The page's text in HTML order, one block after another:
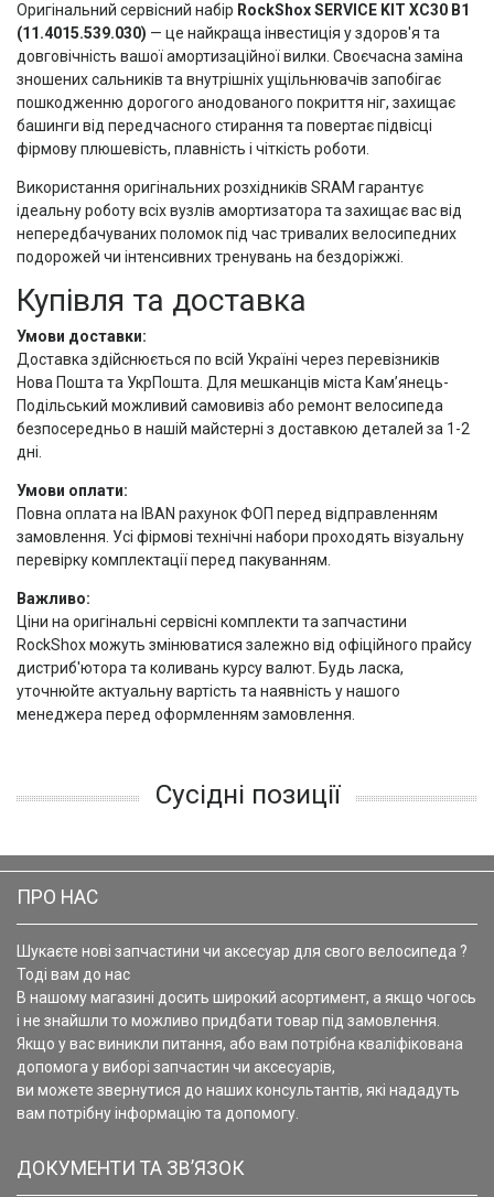
Оригінальний сервісний набір RockShox SERVICE KIT XC30 B1
(11.4015.539.030) — це найкраща інвестиція у здоров'я та
довговічність вашої амортизаційної вилки. Своєчасна заміна
зношених сальників та внутрішніх ущільнювачів запобігає
пошкодженню дорогого анодованого покриття ніг, захищає
башинги від передчасного стирання та повертає підвісці
фірмову плюшевість, плавність і чіткість роботи.
Використання оригінальних розхідників SRAM гарантує
ідеальну роботу всіх вузлів амортизатора та захищає вас від
непередбачуваних поломок під час тривалих велосипедних
подорожей чи інтенсивних тренувань на бездоріжжі.
Купівля та доставка
Умови доставки:
Доставка здійснюється по всій Україні через перевізників
Нова Пошта та УкрПошта. Для мешканців міста Кам’янець-
Подільський можливий самовивіз або ремонт велосипеда
безпосередньо в нашій майстерні з доставкою деталей за 1-2
дні.
Умови оплати:
Повна оплата на IBAN рахунок ФОП перед відправленням
замовлення. Усі фірмові технічні набори проходять візуальну
перевірку комплектації перед пакуванням.
Важливо:
Ціни на оригінальні сервісні комплекти та запчастини
RockShox можуть змінюватися залежно від офіційного прайсу
дистриб'ютора та коливань курсу валют. Будь ласка,
уточнюйте актуальну вартість та наявність у нашого
менеджера перед оформленням замовлення.
Сусідні позиції
ПРО НАС
Шукаєте нові запчастини чи аксесуар для свого велосипеда ?
Тоді вам до нас
В нашому магазині досить широкий асортимент, а якщо чогось
і не знайшли то можливо придбати товар під замовлення.
Якщо у вас виникли питання, або вам потрібна кваліфікована
допомога у виборі запчастин чи аксесуарів,
ви можете звернутися до наших консультантів, які нададуть
вам потрібну інформацію та допомогу.
ДОКУМЕНТИ ТА ЗВ’ЯЗОК